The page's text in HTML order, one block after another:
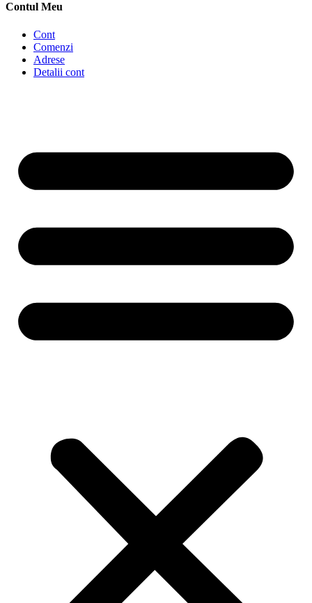
Contul Meu
Cont
Comenzi
Adrese
Detalii cont